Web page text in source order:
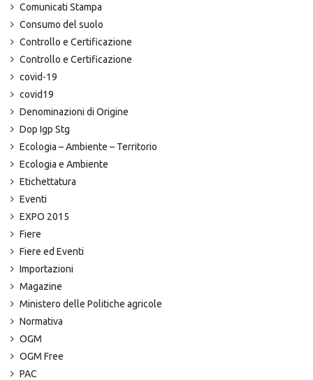
Comunicati Stampa
Consumo del suolo
Controllo e Certificazione
Controllo e Certificazione
covid-19
covid19
Denominazioni di Origine
Dop Igp Stg
Ecologia – Ambiente – Territorio
Ecologia e Ambiente
Etichettatura
Eventi
EXPO 2015
Fiere
Fiere ed Eventi
Importazioni
Magazine
Ministero delle Politiche agricole
Normativa
OGM
OGM Free
PAC